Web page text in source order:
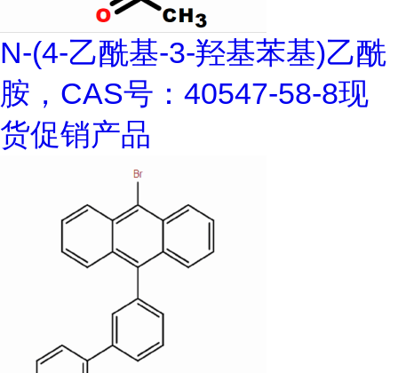
N-(4-乙酰基-3-羟基苯基)乙酰
胺，CAS号：40547-58-8现
货促销产品